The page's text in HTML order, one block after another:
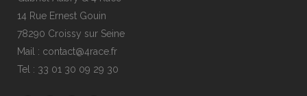
14 Rue Ernest Gouin
78290 Croissy sur Seine
Mail : contact@4race.fr
Tel : 33 01 30 09 29 30